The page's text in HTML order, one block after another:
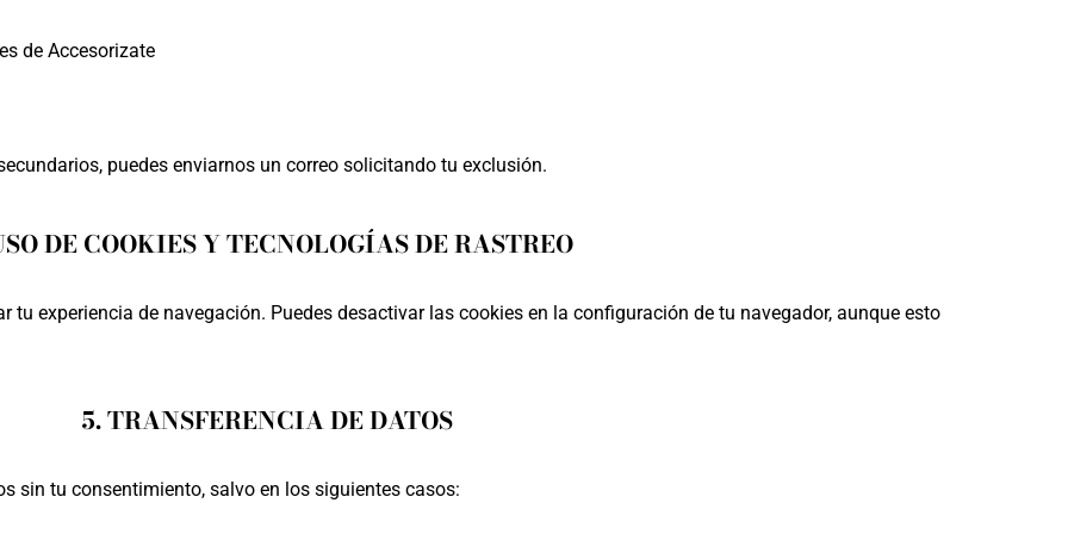
de Accesorizate
puedes enviarnos un correo solicitando tu exclusión.
DE COOKIES Y TECNOLOGÍAS DE RASTREO
tu experiencia de navegación. Puedes desactivar las cookies en la configuración de tu navegador, aunque esto
5. TRANSFERENCIA DE DATOS
sin tu consentimiento, salvo en los siguientes casos: